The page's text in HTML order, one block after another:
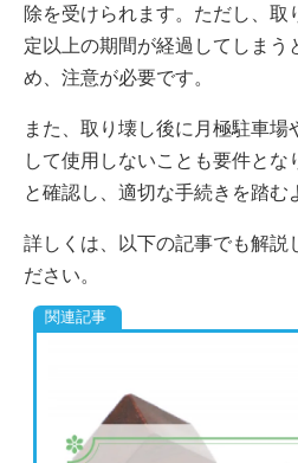
除を受けられます。ただし、取
定以上の期間が経過してしまう
め、注意が必要です。
また、取り壊し後に月極駐車場
して使用しないことも要件とな
と確認し、適切な手続きを踏む
詳しくは、以下の記事でも解説
ださい。